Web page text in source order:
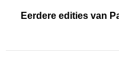
Eerdere edities van